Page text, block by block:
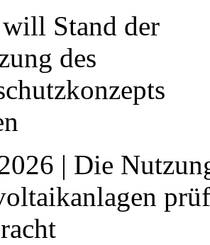
| Die